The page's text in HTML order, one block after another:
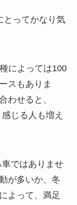
とってかなり気
によっては100
スもありま
わせると、
じる人も増え
ではありませ
が多いか、冬
よって、満足